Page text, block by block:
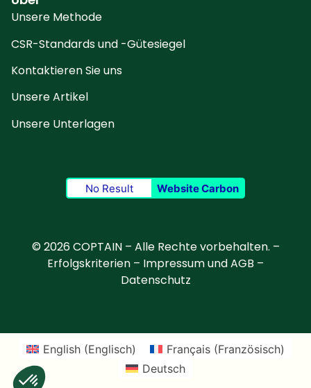
Unsere Methode
CSR-Standards und -Gütesiegel
Kontaktieren Sie uns
Unsere Artikel
Unsere Unterlagen
No Result Website Carbon
© 2026 COPTAIN – Alle Rechte vorbehalten. –
Erfolgskriterien – Impressum und AGB –
Datenschutz
English (Englisch) Français (Französisch)
Deutsch